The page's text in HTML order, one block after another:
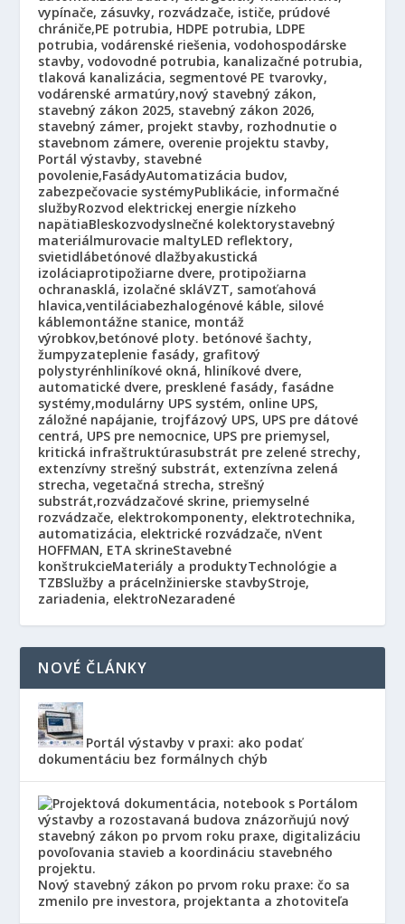
vypínače, zásuvky, rozvádzače, ističe, prúdové
chrániče,PE potrubia, HDPE potrubia, LDPE
potrubia, vodárenské riešenia, vodohospodárske
stavby, vodovodné potrubia, kanalizačné potrubia,
tlaková kanalizácia, segmentové PE tvarovky,
vodárenské armatúry,nový stavebný zákon,
stavebný zákon 2025, stavebný zákon 2026,
stavebný zámer, projekt stavby, rozhodnutie o
stavebnom zámere, overenie projektu stavby,
Portál výstavby, stavebné
povolenie,FasádyAutomatizácia budov,
zabezpečovacie systémyPublikácie, informačné
službyRozvod elektrickej energie nízkeho
napätiaBleskozvodyslnečné kolektorystavebný
materiálmurovacie maltyLED reflektory,
svietidlábetónové dlažbyakustická
izoláciaprotipožiarne dvere, protipožiarna
ochranasklá, izolačné skláVZT, samoťahová
hlavica,ventiláciabezhalogénové káble, silové
káblemontážne stanice, montáž
výrobkov,betónové ploty. betónové šachty,
žumpyzateplenie fasády, grafitový
polystyrénhliníkové okná, hliníkové dvere,
automatické dvere, presklené fasády, fasádne
systémy,modulárny UPS systém, online UPS,
záložné napájanie, trojfázový UPS, UPS pre dátové
centrá, UPS pre nemocnice, UPS pre priemysel,
kritická infraštruktúrasubstrát pre zelené strechy,
extenzívny strešný substrát, extenzívna zelená
strecha, vegetačná strecha, strešný
substrát,rozvádzačové skrine, priemyselné
rozvádzače, elektrokomponenty, elektrotechnika,
automatizácia, elektrické rozvádzače, nVent
HOFFMAN, ETA skrineStavebné
konštrukcieMateriály a produktyTechnológie a
TZBSlužby a práceInžinierske stavbyStroje,
zariadenia, elektroNezaradené
NOVÉ ČLÁNKY
Portál výstavby v praxi: ako podať
dokumentáciu bez formálnych chýb
Nový stavebný zákon po prvom roku praxe: čo sa
zmenilo pre investora, projektanta a zhotoviteľa